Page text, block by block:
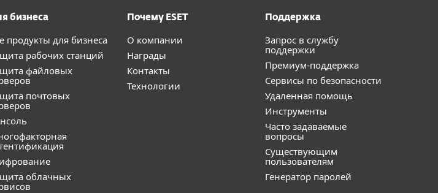
бизнеса
продукты для бизнеса
рабочих станций
файловых
почтовых
облачных
Почему ESET
О компании
Награды
Контакты
Технологии
Поддержка
Запрос в службу
поддержки
Премиум-поддержка
Сервисы по безопасности
Удаленная помощь
Инструменты
Часто задаваемые
вопросы
Существующим
пользователям
Генератор паролей